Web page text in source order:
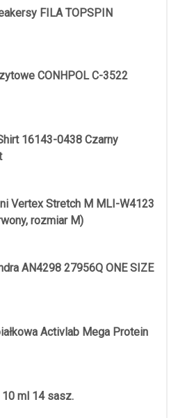
FILA TOPSPIN
CONHPOL C-3522
16143-0438 Czarny
Vertex Stretch M MLI-W4123
rozmiar M)
AN4298 27956Q ONE SIZE
Activlab Mega Protein
10 ml 14 sasz.